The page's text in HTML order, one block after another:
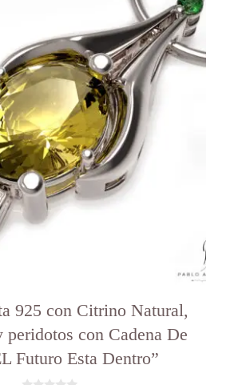
925 con Citrino Natural,
peridotos con Cadena De
Futuro Esta Dentro”